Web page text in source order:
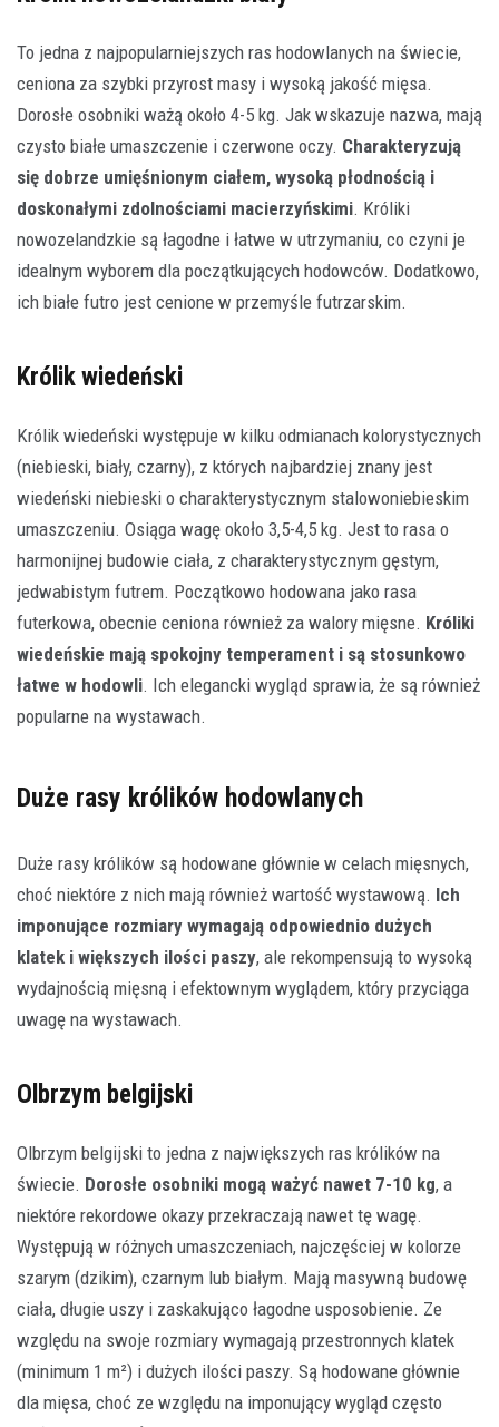
To jedna z najpopularniejszych ras hodowlanych na świecie,
ceniona za szybki przyrost masy i wysoką jakość mięsa.
Dorosłe osobniki ważą około 4-5 kg. Jak wskazuje nazwa, mają
czysto białe umaszczenie i czerwone oczy. Charakteryzują
się dobrze umięśnionym ciałem, wysoką płodnością i
doskonałymi zdolnościami macierzyńskimi. Króliki
nowozelandzkie są łagodne i łatwe w utrzymaniu, co czyni je
idealnym wyborem dla początkujących hodowców. Dodatkowo,
ich białe futro jest cenione w przemyśle futrzarskim.
Królik wiedeński
Królik wiedeński występuje w kilku odmianach kolorystycznych
(niebieski, biały, czarny), z których najbardziej znany jest
wiedeński niebieski o charakterystycznym stalowoniebieskim
umaszczeniu. Osiąga wagę około 3,5-4,5 kg. Jest to rasa o
harmonijnej budowie ciała, z charakterystycznym gęstym,
jedwabistym futrem. Początkowo hodowana jako rasa
futerkowa, obecnie ceniona również za walory mięsne. Króliki
wiedeńskie mają spokojny temperament i są stosunkowo
łatwe w hodowli. Ich elegancki wygląd sprawia, że są również
popularne na wystawach.
Duże rasy królików hodowlanych
Duże rasy królików są hodowane głównie w celach mięsnych,
choć niektóre z nich mają również wartość wystawową. Ich
imponujące rozmiary wymagają odpowiednio dużych
klatek i większych ilości paszy, ale rekompensują to wysoką
wydajnością mięsną i efektownym wyglądem, który przyciąga
uwagę na wystawach.
Olbrzym belgijski
Olbrzym belgijski to jedna z największych ras królików na
świecie. Dorosłe osobniki mogą ważyć nawet 7-10 kg, a
niektóre rekordowe okazy przekraczają nawet tę wagę.
Występują w różnych umaszczeniach, najczęściej w kolorze
szarym (dzikim), czarnym lub białym. Mają masywną budowę
ciała, długie uszy i zaskakująco łagodne usposobienie. Ze
względu na swoje rozmiary wymagają przestronnych klatek
(minimum 1 m²) i dużych ilości paszy. Są hodowane głównie
dla mięsa, choć ze względu na imponujący wygląd często